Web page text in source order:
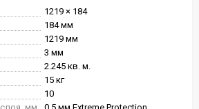
1219 × 184
184 мм
1219 мм
3 мм
2.245 кв. м.
15 кг
10